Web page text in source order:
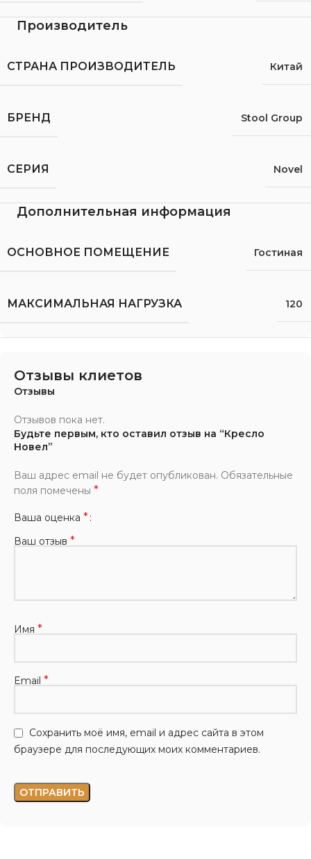
Производитель
СТРАНА ПРОИЗВОДИТЕЛЬ Китай
БРЕНД Stool Group
СЕРИЯ Novel
Дополнительная информация
ОСНОВНОЕ ПОМЕЩЕНИЕ Гостиная
МАКСИМАЛЬНАЯ НАГРУЗКА 120
Отзывы клиетов
Отзывы
Отзывов пока нет.
Будьте первым, кто оставил отзыв на “Кресло
Новел”
Ваш адрес email не будет опубликован. Обязательные
поля помечены *
Ваша оценка *
Ваш отзыв *
Имя *
Email *
Сохранить моё имя, email и адрес сайта в этом
браузере для последующих моих комментариев.